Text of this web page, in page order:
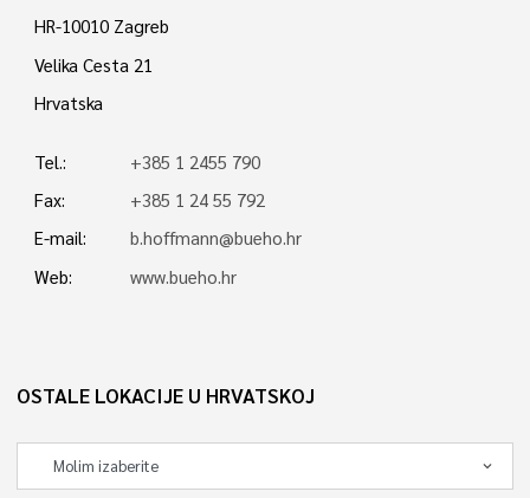
HR-10010 Zagreb
Velika Cesta 21
Hrvatska
Tel.:
+385 1 2455 790
Fax:
+385 1 24 55 792
E-mail:
b.hoffmann@bueho.hr
Web:
www.bueho.hr
OSTALE LOKACIJE U HRVATSKOJ